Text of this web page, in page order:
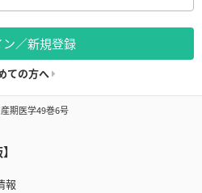
ン／新規登録
ての方へ
期医学49巻6号
報